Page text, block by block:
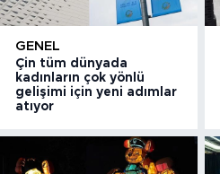
GENEL
Çin tüm dünyada
kadınların çok yönlü
gelişimi için yeni adımlar
atıyor